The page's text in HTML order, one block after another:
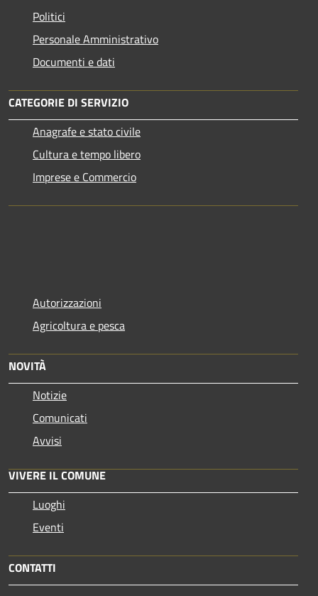
Politici
Personale Amministrativo
Documenti e dati
CATEGORIE DI SERVIZIO
Anagrafe e stato civile
Cultura e tempo libero
Imprese e Commercio
Autorizzazioni
Agricoltura e pesca
NOVITÀ
Notizie
Comunicati
Avvisi
VIVERE IL COMUNE
Luoghi
Eventi
CONTATTI